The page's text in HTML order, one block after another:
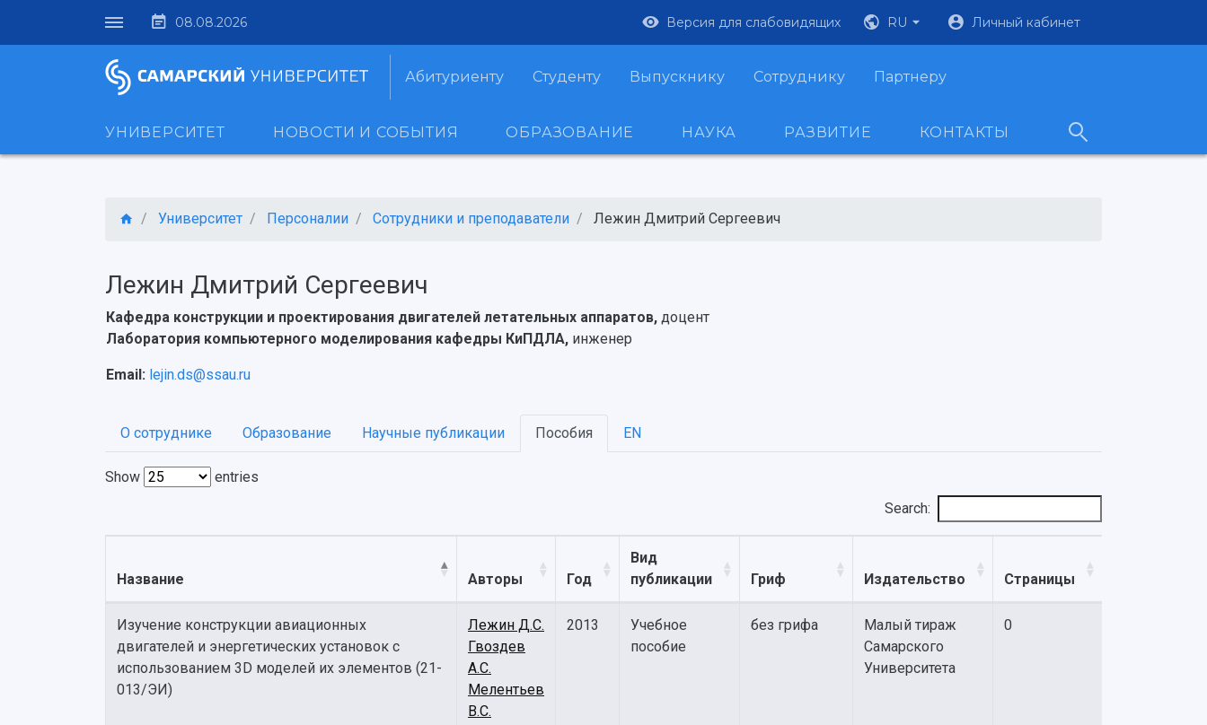
08.08.2026 Версия для слабовидящих RU Личный кабинет
Абитуриенту Студенту Выпускнику Сотруднику Партнеру
УНИВЕРСИТЕТ НОВОСТИ И СОБЫТИЯ ОБРАЗОВАНИЕ НАУКА РАЗВИТИЕ КОНТАКТЫ
Университет Персоналии Сотрудники и преподаватели Лежин Дмитрий Сергеевич
Лежин Дмитрий Сергеевич
Кафедра конструкции и проектирования двигателей летательных аппаратов, доцент
Лаборатория компьютерного моделирования кафедры КиПДЛА, инженер
Email: lejin.ds@ssau.ru
О сотруднике Образование Научные публикации Пособия EN
Show
entries
Search:
Название Авторы Год
Вид
публикации
Гриф Издательство Страницы
Изучение конструкции авиационных
двигателей и энергетических установок с
использованием 3D моделей их элементов (21-
013/ЭИ)
Лежин Д.С.
Гвоздев
А.С.
Мелентьев
В.С.
2013
Учебное
пособие
без грифа
Малый тираж
Самарского
Университета
0